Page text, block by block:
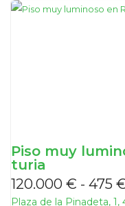
Piso muy
turia
120.000 € - 475
Plaza de la Pinadeta, 1,